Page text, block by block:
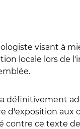
visant à
locale lors de
définitivement
d'exposition aux
contre ce texte